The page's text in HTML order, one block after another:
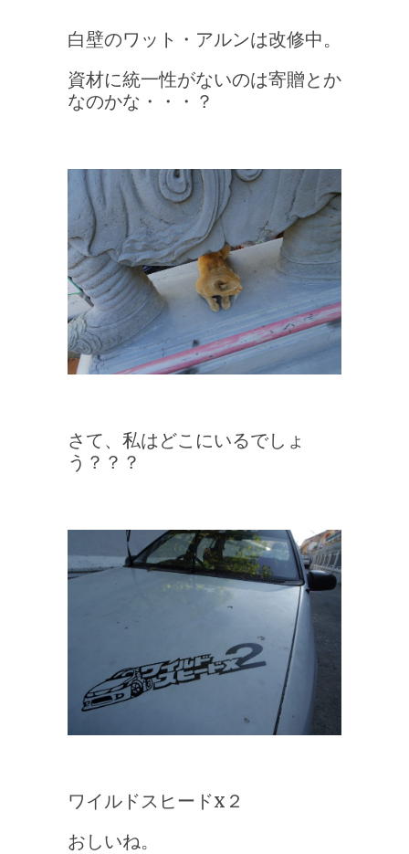
白壁のワット・アルンは改修中。
資材に統一性がないのは寄贈とか
なのかな・・・？
さて、私はどこにいるでしょ
う？？？
ワイルドスヒードx２
おしいね。